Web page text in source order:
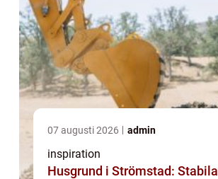
07 augusti 2026 admin
inspiration
Husgrund i Strömstad: Stabila